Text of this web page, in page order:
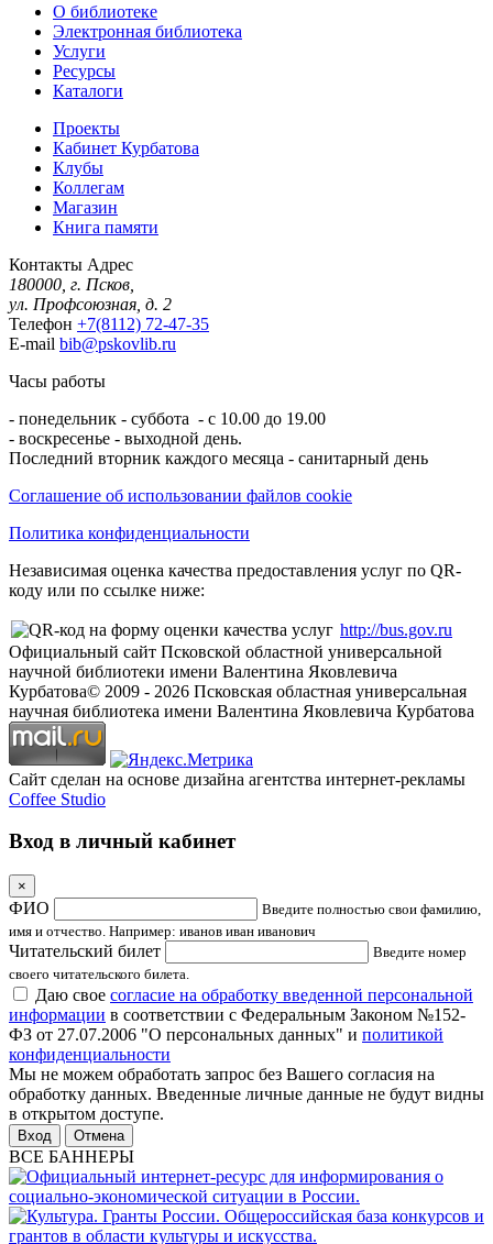
О библиотеке
Электронная библиотека
Услуги
Ресурсы
Каталоги
Проекты
Кабинет Курбатова
Клубы
Коллегам
Магазин
Книга памяти
Контакты Адрес
180000, г. Псков,
ул. Профсоюзная, д. 2
Телефон +7(8112) 72-47-35
E-mail bib@pskovlib.ru
Часы работы
- понедельник - суббота - с 10.00 до 19.00
- воскресенье - выходной день.
Последний вторник каждого месяца - санитарный день
Соглашение об использовании файлов cookie
Политика конфиденциальности
Независимая оценка качества предоставления услуг по QR-
коду или по ссылке ниже:
http://bus.gov.ru
Официальный сайт Псковской областной универсальной
научной библиотеки имени Валентина Яковлевича
Курбатова© 2009 - 2026 Псковская областная универсальная
научная библиотека имени Валентина Яковлевича Курбатова
Сайт сделан на основе дизайна агентства интернет-рекламы
Coffee Studio
Вход в личный кабинет
×
ФИО
Введите полностью свои фамилию,
имя и отчество. Например: иванов иван иванович
Читательский билет
Введите номер
своего читательского билета.
Даю свое согласие на обработку введенной персональной
информации в соответствии с Федеральным Законом №152-
ФЗ от 27.07.2006 "О персональных данных" и политикой
конфиденциальности
Мы не можем обработать запрос без Вашего согласия на
обработку данных. Введенные личные данные не будут видны
в открытом доступе.
Отмена
ВСЕ БАННЕРЫ